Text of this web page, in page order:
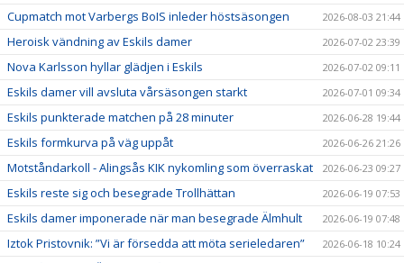
Cupmatch mot Varbergs BoIS inleder höstsäsongen 2026-08-03 21:44
Heroisk vändning av Eskils damer 2026-07-02 23:39
Nova Karlsson hyllar glädjen i Eskils 2026-07-02 09:11
Eskils damer vill avsluta vårsäsongen starkt 2026-07-01 09:34
Eskils punkterade matchen på 28 minuter 2026-06-28 19:44
Eskils formkurva på väg uppåt 2026-06-26 21:26
Motståndarkoll - Alingsås KIK nykomling som överraskat 2026-06-23 09:27
Eskils reste sig och besegrade Trollhättan 2026-06-19 07:53
Eskils damer imponerade när man besegrade Älmhult 2026-06-19 07:48
Iztok Pristovnik: ”Vi är försedda att möta serieledaren” 2026-06-18 10:24